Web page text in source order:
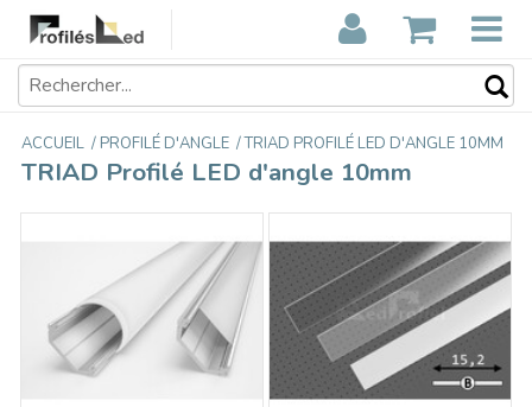
ACCUEIL / PROFILÉ D'ANGLE /TRIAD PROFILÉ LED D'ANGLE 10MM
TRIAD Profilé LED d'angle 10mm